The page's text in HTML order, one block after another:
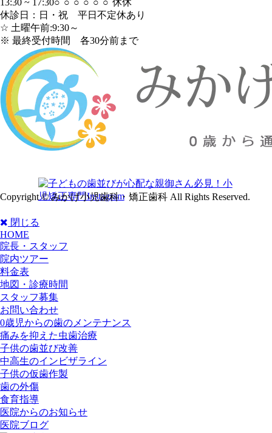
13:30 ~ 17:30○ ○ ○ ○ ○ ○ 休休
休診日：日・祝 平日不定休あり
☆ 土曜午前:9:30～
※ 最終受付時間 各30分前まで
Copyright © みかげ小児歯科・矯正歯科 All Rights Reserved.
閉じる
HOME
院長・スタッフ
院内ツアー
料金表
地図・診療時間
スタッフ募集
お問い合わせ
0歳児からの歯のメンテナンス
痛みを抑えた虫歯治療
子供の歯並び改善
中高生のインビザライン
子供の仮歯作製
歯の外傷
食育指導
医院からのお知らせ
医院ブログ